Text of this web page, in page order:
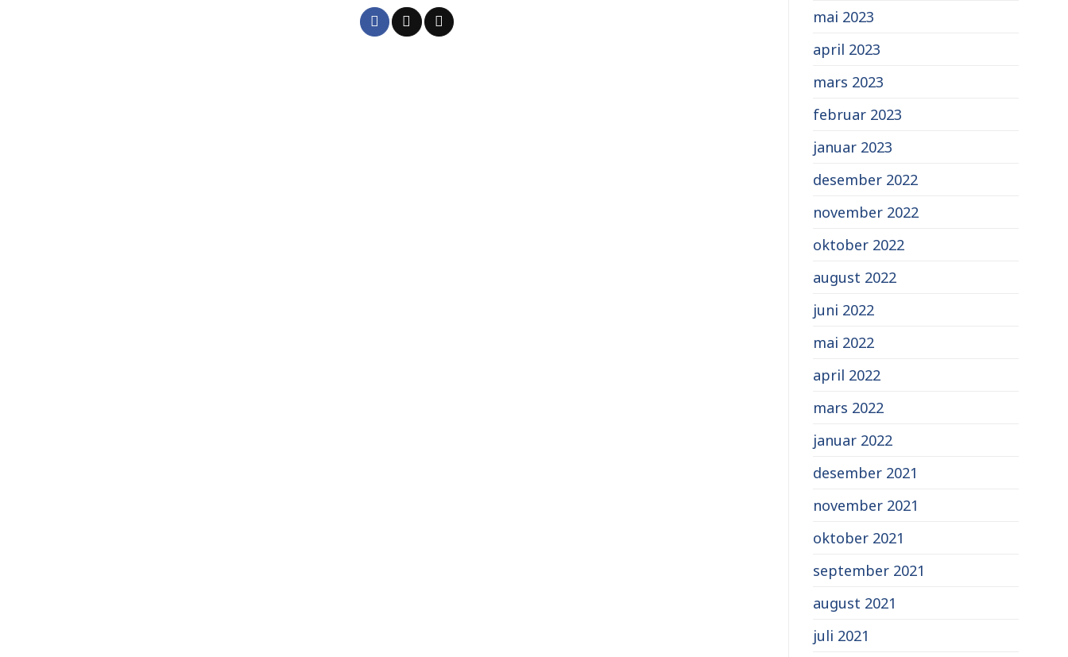
mai 2023
april 2023
mars 2023
februar 2023
januar 2023
desember 2022
november 2022
oktober 2022
august 2022
juni 2022
mai 2022
april 2022
mars 2022
januar 2022
desember 2021
november 2021
oktober 2021
september 2021
august 2021
juli 2021